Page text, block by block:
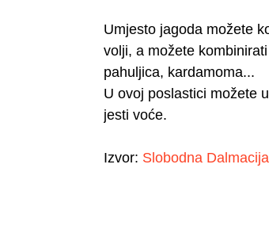
Umjesto jagoda možete
volji, a možete
pahuljica, kardamoma...
U ovoj poslastici možete
jesti voće.
Izvor: Slobodna Dalmacija